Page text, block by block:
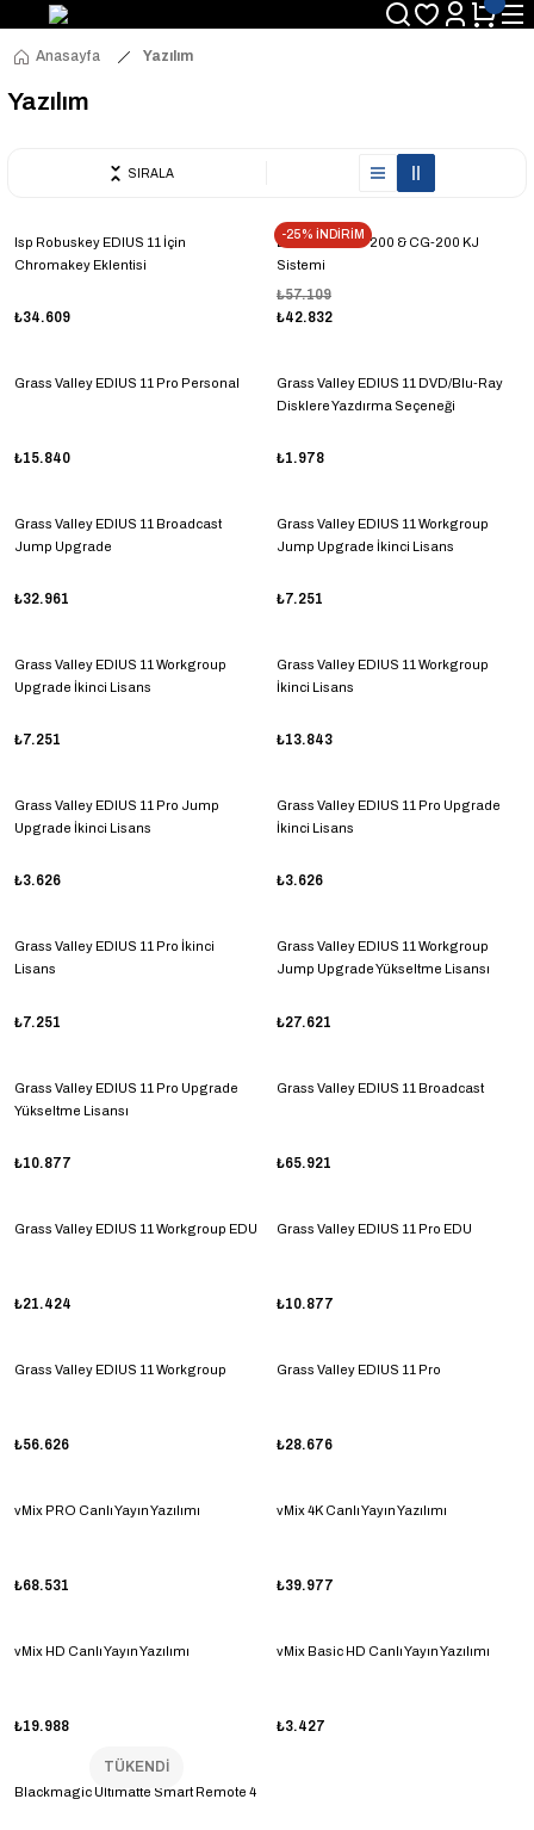
Anasayfa Yazılım
Yazılım
SIRALA
Isp Robuskey EDIUS 11 İçin
Chromakey Eklentisi
₺34.609
-25% İNDİRİM
Datavideo TC-200 & CG-200 KJ
Sistemi
₺42.832
₺57.109
Grass Valley EDIUS 11 Pro Personal
₺15.840
Grass Valley EDIUS 11 DVD/Blu-Ray
Disklere Yazdırma Seçeneği
₺1.978
Grass Valley EDIUS 11 Broadcast
Jump Upgrade
₺32.961
Grass Valley EDIUS 11 Workgroup
Jump Upgrade İkinci Lisans
₺7.251
Grass Valley EDIUS 11 Workgroup
Upgrade İkinci Lisans
₺7.251
Grass Valley EDIUS 11 Workgroup
İkinci Lisans
₺13.843
Grass Valley EDIUS 11 Pro Jump
Upgrade İkinci Lisans
₺3.626
Grass Valley EDIUS 11 Pro Upgrade
İkinci Lisans
₺3.626
Grass Valley EDIUS 11 Pro İkinci
Lisans
₺7.251
Grass Valley EDIUS 11 Workgroup
Jump Upgrade Yükseltme Lisansı
₺27.621
Grass Valley EDIUS 11 Pro Upgrade
Yükseltme Lisansı
₺10.877
Grass Valley EDIUS 11 Broadcast
₺65.921
Grass Valley EDIUS 11 Workgroup EDU
₺21.424
Grass Valley EDIUS 11 Pro EDU
₺10.877
Grass Valley EDIUS 11 Workgroup
₺56.626
Grass Valley EDIUS 11 Pro
₺28.676
vMix PRO Canlı Yayın Yazılımı
₺68.531
vMix 4K Canlı Yayın Yazılımı
₺39.977
vMix HD Canlı Yayın Yazılımı
₺19.988
vMix Basic HD Canlı Yayın Yazılımı
₺3.427
TÜKENDİ
Blackmagic Ultimatte Smart Remote 4